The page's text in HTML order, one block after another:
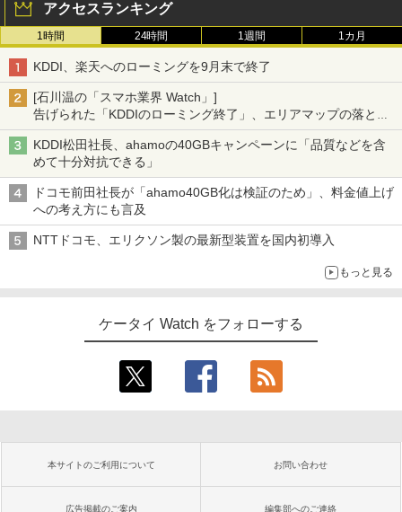
アクセスランキング
1時間 24時間 1週間 1カ月
KDDI、楽天へのローミングを9月末で終了
[石川温の「スマホ業界 Watch」]
告げられた「KDDIのローミング終了」、エリアマップの落とし
穴と楽天モバイルの課題
KDDI松田社長、ahamoの40GBキャンペーンに「品質などを含
めて十分対抗できる」
ドコモ前田社長が「ahamo40GB化は検証のため」、料金値上げ
への考え方にも言及
NTTドコモ、エリクソン製の最新型装置を国内初導入
もっと見る
ケータイ Watch をフォローする
本サイトのご利用について お問い合わせ
広告掲載のご案内 編集部へのご連絡